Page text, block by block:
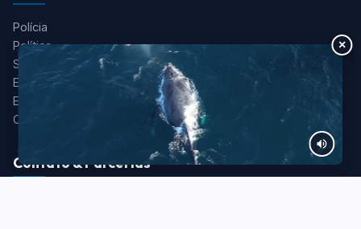
Polícia
Política
Saúde
Esportes
Entretenimento
Colunistas
Contato & Parcerias
×